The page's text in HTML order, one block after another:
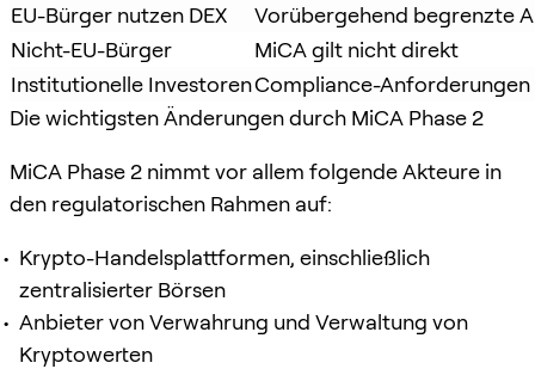
EU-Bürger nutzen DEX
Vorübergehend begrenzte
Nicht-EU-Bürger
MiCA gilt nicht direkt
Institutionelle InvestorenCompliance-
Die wichtigsten Änderungen durch MiCA Phase 2
MiCA Phase 2 nimmt vor allem folgende Akteure in
den regulatorischen Rahmen auf:
Krypto-Handelsplattformen, einschließlich
zentralisierter Börsen
Anbieter von Verwahrung und Verwaltung von
Kryptowerten